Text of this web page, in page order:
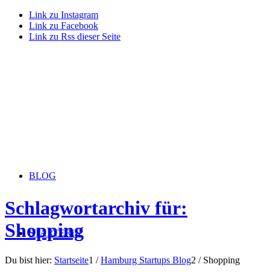
Link zu Instagram
Link zu Facebook
Link zu Rss dieser Seite
BLOG
STARTERiN
Schlagwortarchiv für:
Shopping
Du bist hier: Startseite1 / Hamburg Startups Blog2 / Shopping